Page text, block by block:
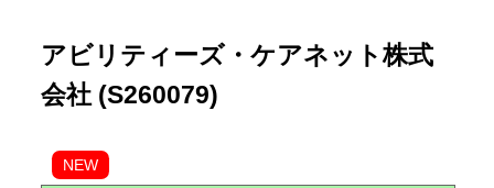
アビリティーズ・ケアネット株式
会社 (S260079)
NEW